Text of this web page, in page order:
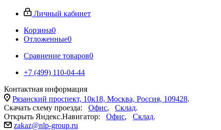
Личный кабинет
Корзина0
Отложенные0
Сравнение товаров0
+7 (499) 110-04-44
Контактная информация
Рязанский проспект, 10к18, Москва, Россия, 109428.
Скачать схему проезда: Офис, Склад.
Открыть Яндекс.Навигатор: Офис, Склад.
zakaz@nlp-group.ru